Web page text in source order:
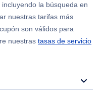
la búsqueda en
nuestras tarifas más
son válidos para
nuestras tasas de servicio